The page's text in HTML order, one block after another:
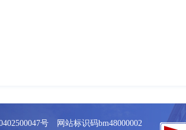
号 网站标识码bm48000002